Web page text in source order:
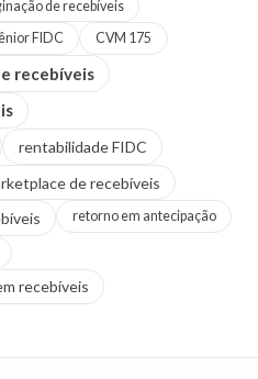
de recebíveis
FIDC CVM 175
recebíveis
rentabilidade FIDC
de recebíveis
retorno em antecipação
recebíveis